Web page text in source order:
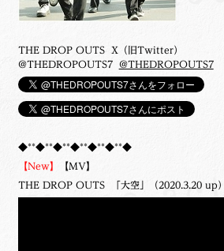
THE DROP OUTS X（旧Twitter）
@THEDROPOUTS7 @THEDROPOUTS7
◆**◆**◆**◆**◆**◆**◆
【New】 【MV】
THE DROP OUTS 「大空」（2020.3.20 up）